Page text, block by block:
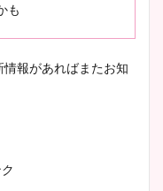
も
報があればまたお知